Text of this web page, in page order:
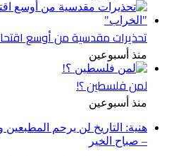
تحذيرات مقدسية من أوسع
منذ أسبوعين
لمن فلسطين ؟!
منذ أسبوعين
هنية: التاريخ لن يرحم
– صباح الخير